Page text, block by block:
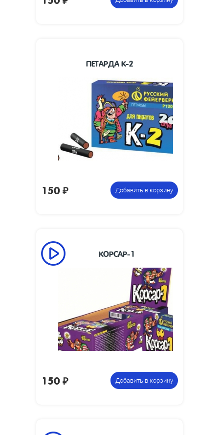
ПЕТАРДА К-2
Размеры
изделия, мм:
47 x 8
Размеры
упаковки, мм:
85 х 275 х 60
Вес упаковки,
0.45
Цена указана
15 коробочек по 20 петард,
150₽ Добавить в корзину
КОРСАР-1
Размеры
изделия, мм:
38 x 6
Размеры
упаковки, мм:
88 х 200 х 80
Вес упаковки,
0.35
Цена указана
12 коробочек по 60 петард,
150₽ Добавить в корзину